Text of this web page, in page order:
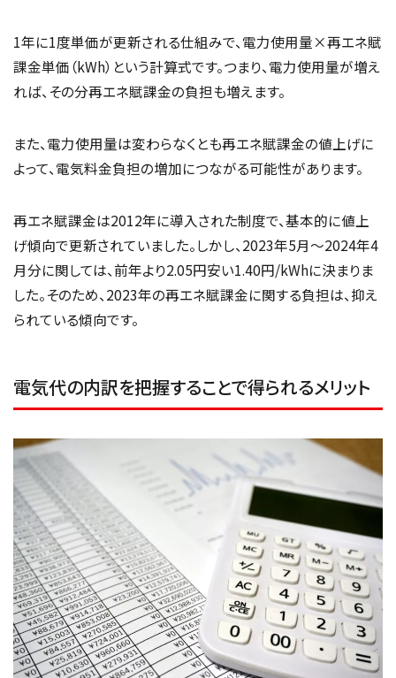
1年に1度単価が更新される仕組みで、電力使用量×再エネ賦
課金単価（kWh）という計算式です。つまり、電力使用量が増え
れば、その分再エネ賦課金の負担も増えます。
また、電力使用量は変わらなくとも再エネ賦課金の値上げに
よって、電気料金負担の増加につながる可能性があります。
再エネ賦課金は2012年に導入された制度で、基本的に値上
げ傾向で更新されていました。しかし、2023年5月～2024年4
月分に関しては、前年より2.05円安い1.40円/kWhに決まりま
した。そのため、2023年の再エネ賦課金に関する負担は、抑え
られている傾向です。
電気代の内訳を把握することで得られるメリット